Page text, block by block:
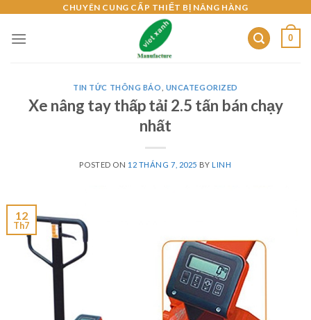
content
CHUYÊN CUNG CẤP THIẾT BỊ NÂNG HÀNG
0
TIN TỨC THÔNG BÁO UNCATEGORIZED
Xe nâng tay thấp tải 2.5 tấn bán chạy
nhất
POSTED ON 12 THÁNG 7, 2025 BYLINH
12
Th7